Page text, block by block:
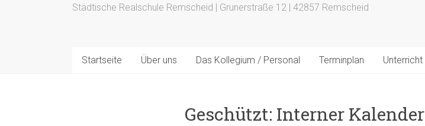
Städtische Realschule Remscheid | Grunerstraße 12 | 42857 Remscheid
Startseite Über uns Das Kollegium / Personal Terminplan Unterricht
Geschützt: Interner Kalender